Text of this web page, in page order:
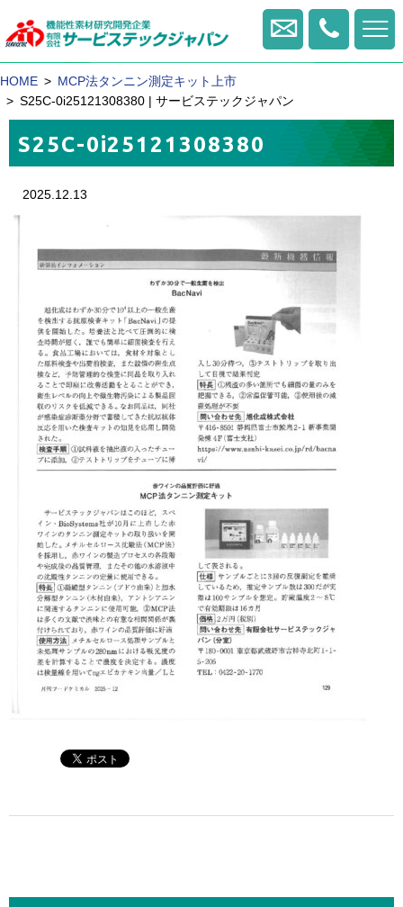
0422-
お問い合せ・資料請求
HOME
MCP法タンニン測定キット上市
S25C-0i25121308380 | サービステックジャパン
S25C-0i25121308380
2025.12.13